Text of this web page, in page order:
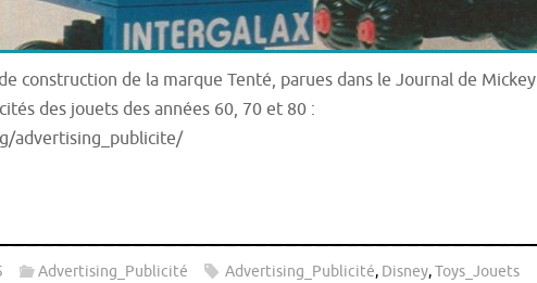
construction de la marque Tenté, parues dans le Journal de Mickey
des jouets des années 60, 70 et 80 :
advertising_publicite/
Advertising_Publicité Advertising_Publicité, Disney,Toys_Jouets